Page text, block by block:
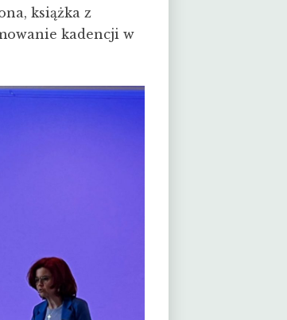
książka z
kadencji w